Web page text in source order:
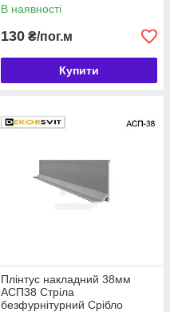
В наявності
130 ₴/пог.м
Купити
Плінтус накладний 38мм
АСП38 Стріла
безфурнітурний Срібло